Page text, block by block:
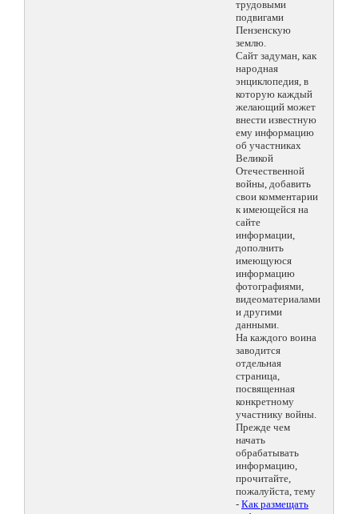
трудовыми
подвигами
Пензенскую
землю.
Сайт задуман, как
народная
энциклопедия, в
которую каждый
желающий может
внести известную
ему информацию
об участниках
Великой
Отечественной
войны, добавить
свои комментарии
к имеющейся на
сайте
информации,
дополнить
имеющуюся
информацию
фотографиями,
видеоматериалами
и другими
данными.
На каждого воина
заводится
отдельная
страница,
посвященная
конкретному
участнику войны.
Прежде чем
начать
обрабатывать
информацию,
прочитайте,
пожалуйста, тему
- Как размещать